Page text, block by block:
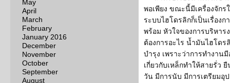
May
April
March
February
January 2016
December
November
October
September
August
พอเพียง ขณะนี้มีเครื่องจัก
ระบบไฮโดรลิกก็เป็นเรื่อง
พร้อม หัวใจของการบริหา
ต้องการอะไร น้ำมันไฮโด
บํารุง เพราะว่าการทำงาน
เกี่ยวกับเหล็กทำให้สายรั่ว
วัน มีการนับ มีการเตรียมอุ